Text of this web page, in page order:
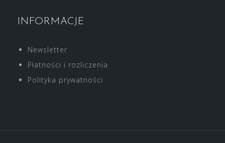
INFORMACJE
Newsletter
Płatności i rozliczenia
Polityka prywatności